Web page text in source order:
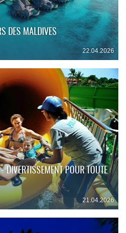
DES MALDIVES
22.04.2026
DIVERTISSEMENT POUR TOUTE
21.04.2026